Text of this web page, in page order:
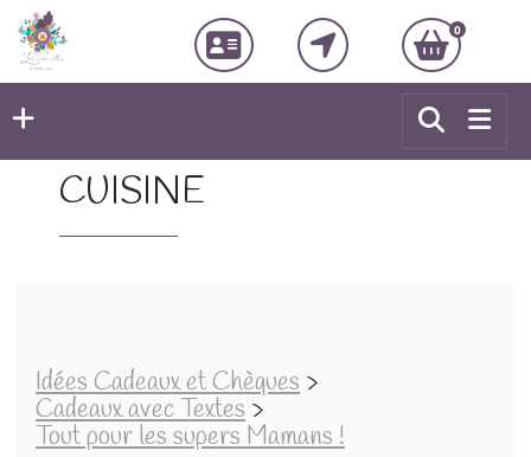
0
CUISINE
Idées Cadeaux et Chèques >
Cadeaux avec Textes >
Tout pour les supers Mamans !